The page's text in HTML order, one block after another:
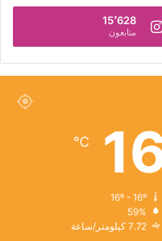
15٬628
متابعون
℃
59%
7.72 كيلومتر/ساعة